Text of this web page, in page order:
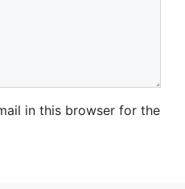
in this browser for the